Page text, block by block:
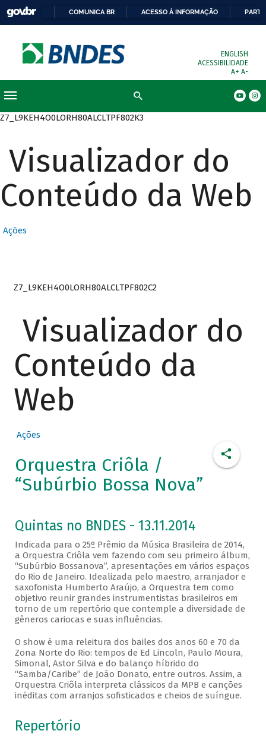
COMUNICA BR ACESSO À INFORMAÇÃO
ENGLISH
ACESSIBILIDADE
A+ A-
Z7_L9KEH4O0LORH80ALCLTPF802K3
Visualizador do
Conteúdo da Web
Ações
Z7_L9KEH4O0LORH80ALCLTPF802C2
Visualizador do
Conteúdo da
Web
Ações
Orquestra Criôla /
“Subúrbio Bossa Nova”
Quintas no BNDES - 13.11.2014
Indicada para o 25º Prêmio da Música Brasileira de 2014,
a Orquestra Criôla vem fazendo com seu primeiro álbum,
“Subúrbio Bossanova”, apresentações em vários espaços
do Rio de Janeiro. Idealizada pelo maestro, arranjador e
saxofonista Humberto Araújo, a Orquestra tem como
objetivo reunir grandes instrumentistas brasileiros em
torno de um repertório que contemple a diversidade de
gêneros cariocas e suas influências.
O show é uma releitura dos bailes dos anos 60 e 70 da
Zona Norte do Rio: tempos de Ed Lincoln, Paulo Moura,
Simonal, Astor Silva e do balanço híbrido do
“Samba/Caribe” de João Donato, entre outros. Assim, a
Orquestra Criôla interpreta clássicos da MPB e canções
inéditas com arranjos sofisticados e cheios de suíngue.
Repertório